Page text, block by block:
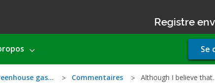
Registre
User
account
Se
gas… Commentaires Although I believe